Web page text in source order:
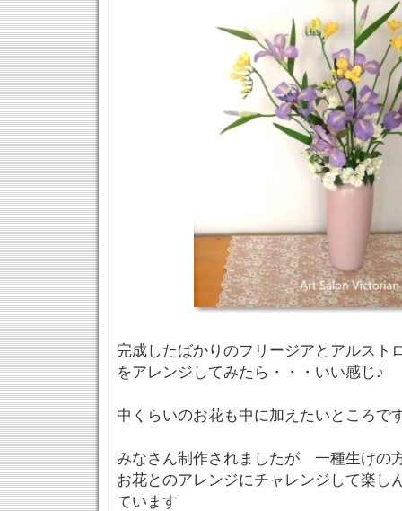
完成したばかりのフリージアとアルスト
をアレンジしてみたら・・・いい感じ♪
中くらいのお花も中に加えたいところ
みなさん制作されましたが 一種生けの
お花とのアレンジにチャレンジして楽し
ています